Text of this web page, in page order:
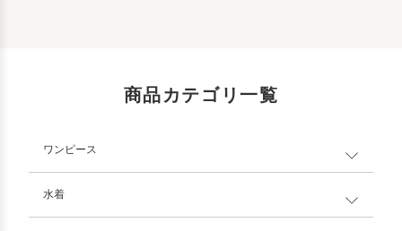
商品カテゴリ一覧
ワンピース
水着